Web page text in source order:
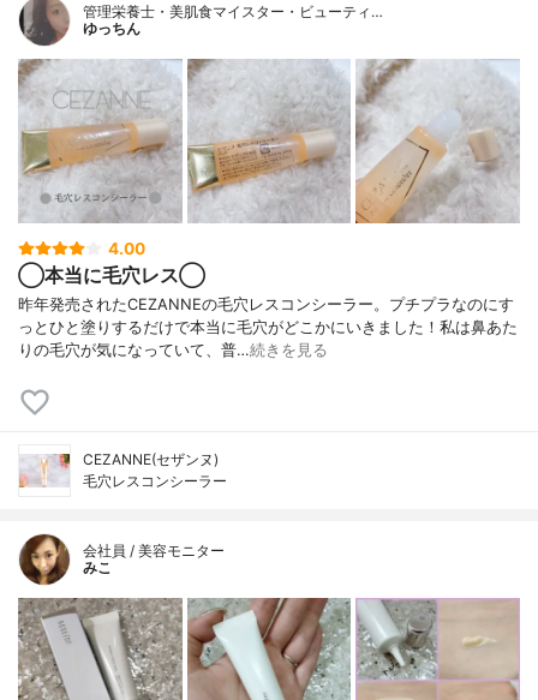
管理栄養士・美肌食マイスター・ビューティ…
ゆっちん
4.00
◯本当に毛穴レス◯
昨年発売されたCEZANNEの毛穴レスコンシーラー。プチプラなのにす
っとひと塗りするだけで本当に毛穴がどこかにいきました！私は鼻あた
りの毛穴が気になっていて、普…続きを見る
CEZANNE(セザンヌ)
毛穴レスコンシーラー
会社員 / 美容モニター
みこ